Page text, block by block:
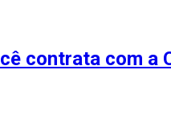
contrata com a